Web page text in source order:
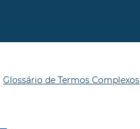
Glossário de Termos Complexos